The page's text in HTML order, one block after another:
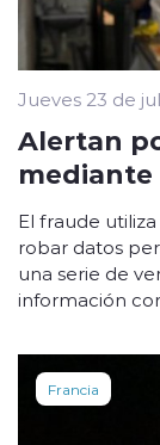
Jueves 23 de
Alertan
mediante
El fraude
robar datos
una serie de
información
Francia